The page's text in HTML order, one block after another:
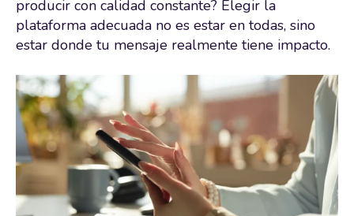
producir con calidad constante? Elegir la
plataforma adecuada no es estar en todas, sino
estar donde tu mensaje realmente tiene impacto.